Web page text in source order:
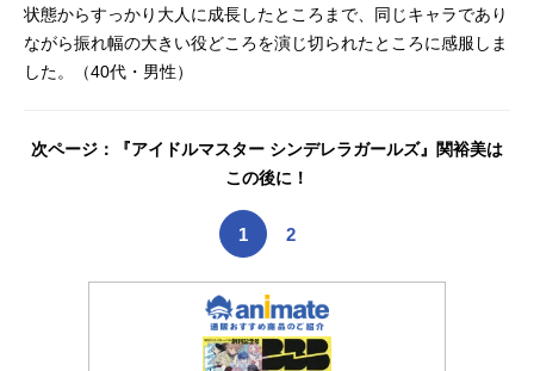
オ：鈴木崚汰ルイス・スミス：阿座
上洋平ブレイバーン：鈴村健一ル
前田佳織里カレン・オルドレン：藤
井ゆきよニーナ・コワルスキー：森
マス・J・プラムマン：志村知幸リュ
ウジ・サタケ：細谷佳正ヒロ・アウ
リィ：野津山幸宏リョウマ・アラカ
イ：木村昴アキラ・ミシマ：井澤詩
織シェリー・ローレン：吉田早希ハ
イデマリー・バロウ：浅川悠イサ
状態からすっかり大人に成長したところまで、同じキャラであり
ながら振れ幅の大きい役どころを演じ切られたところに感服しま
した。（40代・男性）
次ページ：『アイドルマスター シンデレラガールズ』関裕美は
この後に！
1 2